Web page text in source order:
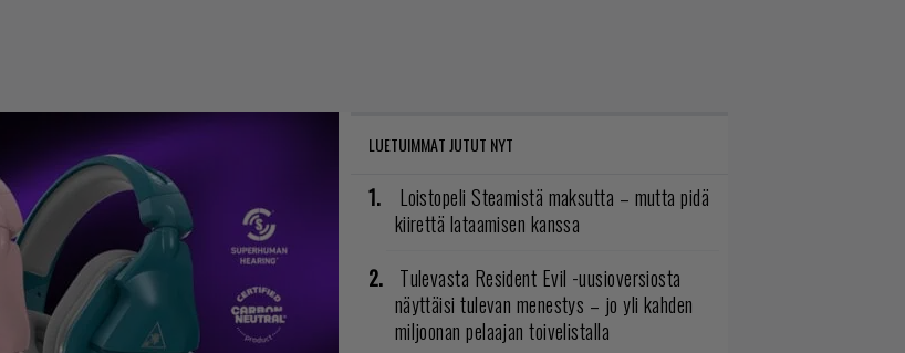
LUETUIMMAT JUTUT NYT
Loistopeli Steamistä maksutta – mutta pidä
kiirettä lataamisen kanssa
Tulevasta Resident Evil -uusioversiosta
näyttäisi tulevan menestys – jo yli kahden
miljoonan pelaajan toivelistalla